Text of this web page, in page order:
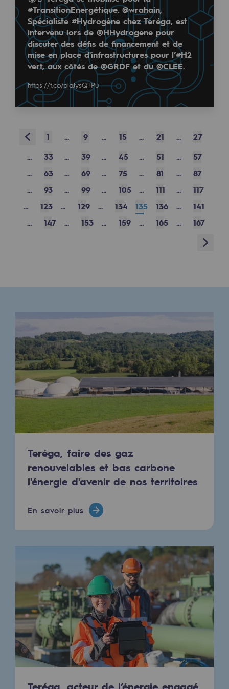
Sécurité et cybersécurité
Santé et sécurité au travail
Sécurité industrielle
Gouvernance responsable
Gouvernance responsable
Achats responsables
Fonds de dotation
Fonds de dotation
Nos activités
Nos activités
Transport de gaz
Transport de gaz
Projet type
Raccordement au réseau de gaz
Stockage de gaz
Stockage de gaz
Savoir-faire
Infrastructures historiques
Biométhane
Biométhane
Biométhane : Enjeux et opportunités
Qu'est-ce que la méthanisation ?
#TransitionEnergétique. @wrahain,
Spécialiste #Hydrogène chez Teréga, est
intervenu lors de @HHydrogene pour
discuter des défis de financement et de
mise en place d'infrastructures pour l’#H2
vert, aux côtés de @GRDF et du @CLEE.
https://t.co/plaJysQTPu
Prev 1 ... 9 ... 15 ... 21 ...
27
...
33 ... 39 ... 45 ... 51 ...
57
...
63 ... 69 ... 75 ... 81 ...
87
...
93 ... 99 ... 105 ... 111 ...
117
...
123 ... 129 ... 134 135 136 ...
141
...
147 ... 153 ... 159 ... 165 ...
167
Next
Teréga, faire des gaz
renouvelables et bas carbone
l'énergie d'avenir de nos territoires
En savoir plus